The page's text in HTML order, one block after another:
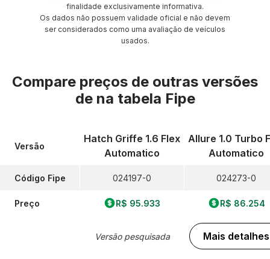
finalidade exclusivamente informativa.
Os dados não possuem validade oficial e não devem
ser considerados como uma avaliação de veículos
usados.
Compare preços de outras versões
de na tabela Fipe
Versão
Código Fipe
Preço
Hatch Griffe 1.6 Flex
Automatico
024197-0
R$ 95.933
Versão pesquisada
Allure 1.0 Turbo
Automatico
024273-0
R$ 86.254
Mais detalhes